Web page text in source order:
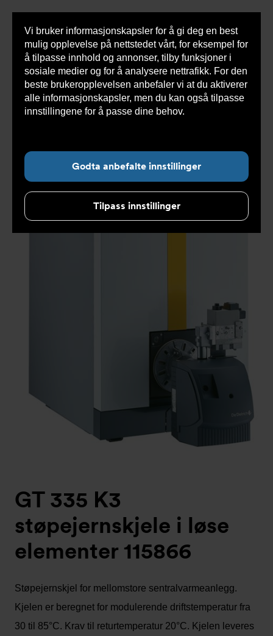
Vi bruker informasjonskapsler for å gi deg en best
mulig opplevelse på nettstedet vårt, for eksempel for
å tilpasse innhold og annonser, tilby funksjoner i
sosiale medier og for å analysere nettrafikk. For den
beste brukeropplevelsen anbefaler vi at du aktiverer
alle informasjonskapsler, men du kan også tilpasse
innstillingene for å passe dine behov.
Godta anbefalte innstillinger
Tilpass innstillinger
Du
her:
Armatec > Produkter > Varmesystemer >
Olje og
gass
> GT 330 støpejernskjele >
GT 335 K3
støpejernskjele i løse elementer 115866
GT 335 K3
støpejernskjele i løse
elementer 115866
Støpejernskjel for mellomstore sentralvarmeanlegg.
Kjelen er beregnet for modulerende driftstemperatur fra
30 til 85°C. Krav til returtemperatur 20°C. Kjelen leveres